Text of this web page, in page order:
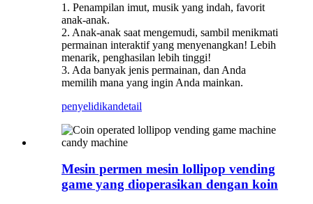
1. Penampilan imut, musik yang indah, favorit
anak-anak.
2. Anak-anak saat mengemudi, sambil menikmati
permainan interaktif yang menyenangkan! Lebih
menarik, penghasilan lebih tinggi!
3. Ada banyak jenis permainan, dan Anda
memilih mana yang ingin Anda mainkan.
penyelidikandetail
Mesin permen mesin lollipop vending
game yang dioperasikan dengan koin